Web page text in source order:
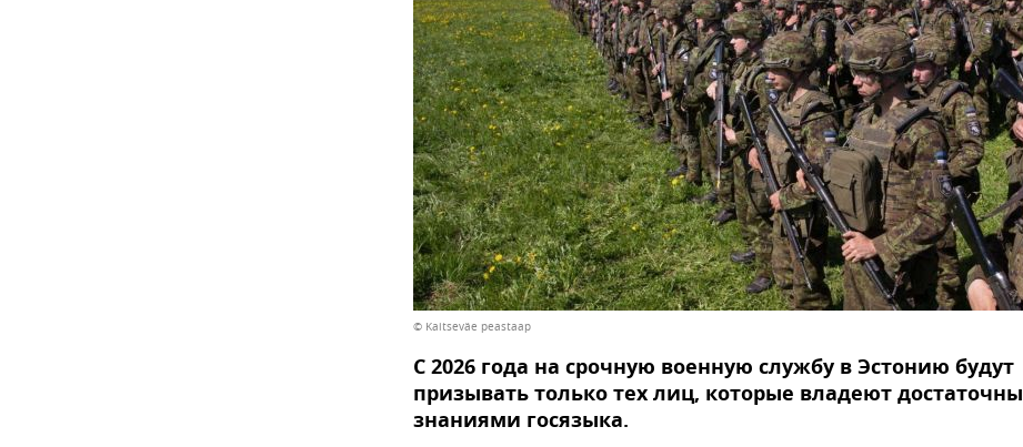
© Kaitseväe peastaap
С 2026 года на срочную военную службу в Эстонию будут
призывать только тех лиц, которые владеют
знаниями госязыка.